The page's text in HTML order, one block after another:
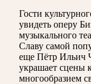
Гости
увидеть оперу
музыкального
Славу самой
еще Пётр Ильич
украшает сцены
многообразием